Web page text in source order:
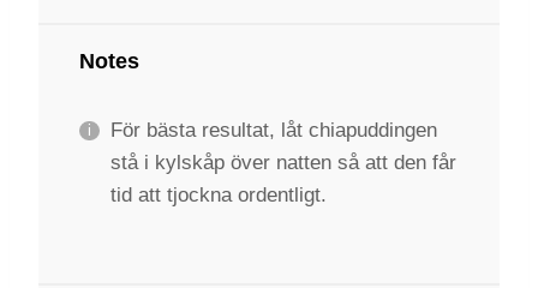
Notes
För bästa resultat, låt chiapuddingen
stå i kylskåp över natten så att den får
tid att tjockna ordentligt.